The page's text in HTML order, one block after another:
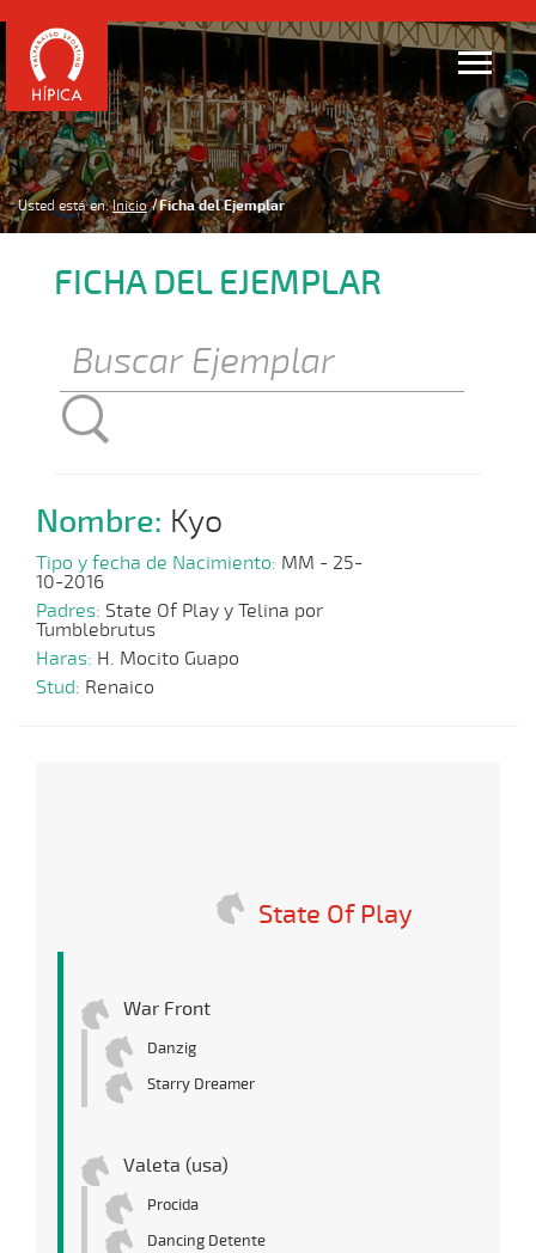
Usted está en: Inicio Ficha del Ejemplar
FICHA DEL EJEMPLAR
Nombre: Kyo
Tipo y fecha de Nacimiento: MM - 25-
10-2016
Padres: State Of Play y Telina por
Tumblebrutus
Haras: H. Mocito Guapo
Stud: Renaico
State Of Play
War Front
Danzig
Starry Dreamer
Valeta (usa)
Procida
Dancing Detente